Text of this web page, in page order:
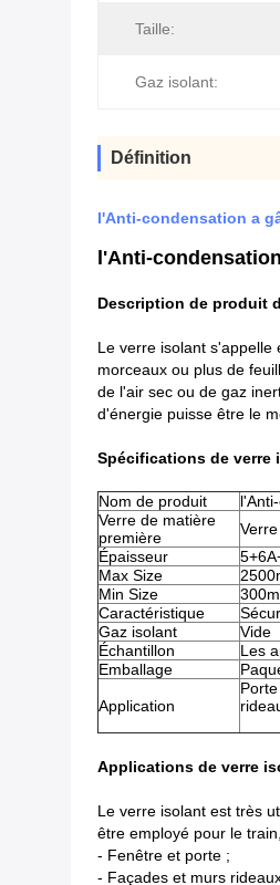
Taille:
Gaz isolant:
Définition
l'Anti-condensation a
l'Anti-
Description de produit
Le verre isolant
morceaux ou plus de
de l'air sec ou de gaz
d'énergie puisse être le
Spécifications de verre
Nom de produit
Verre de matière
première
Épaisseur
Max Size
Min Size
Caractéristique
Gaz isolant
Vide
Échantillon
Les
Emballage
Application
Applications de verre
Le verre isolant est très
être employé pour le
- Fenêtre et porte ;
- Façades et murs